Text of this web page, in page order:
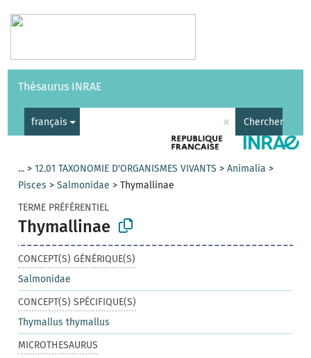
Vocabulaires API
Thésaurus INRAE
français × Chercher
... >12.01 TAXONOMIE D'ORGANISMES VIVANTS >Animalia >
Pisces >Salmonidae >Thymallinae
TERME PRÉFÉRENTIEL
Thymallinae
CONCEPT(S) GÉNÉRIQUE(S)
Salmonidae
CONCEPT(S) SPÉCIFIQUE(S)
Thymallus thymallus
MICROTHESAURUS